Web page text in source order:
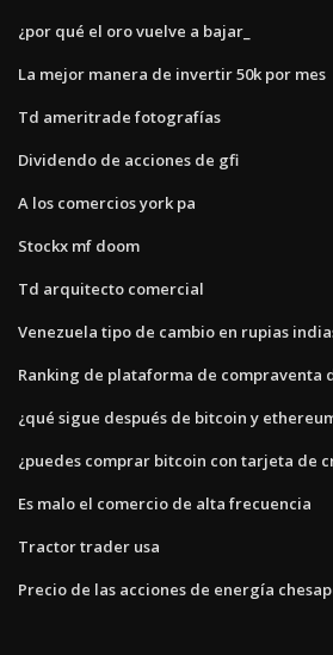
¿por qué el oro vuelve a bajar_
La mejor manera de invertir 50k por mes
Td ameritrade fotografías
Dividendo de acciones de gfi
A los comercios york pa
Stockx mf doom
Td arquitecto comercial
Venezuela tipo de cambio en rupias
Ranking de plataforma de compraventa
¿qué sigue después de bitcoin y
¿puedes comprar bitcoin con tarjeta de
Es malo el comercio de alta frecuencia
Tractor trader usa
Precio de las acciones de energía